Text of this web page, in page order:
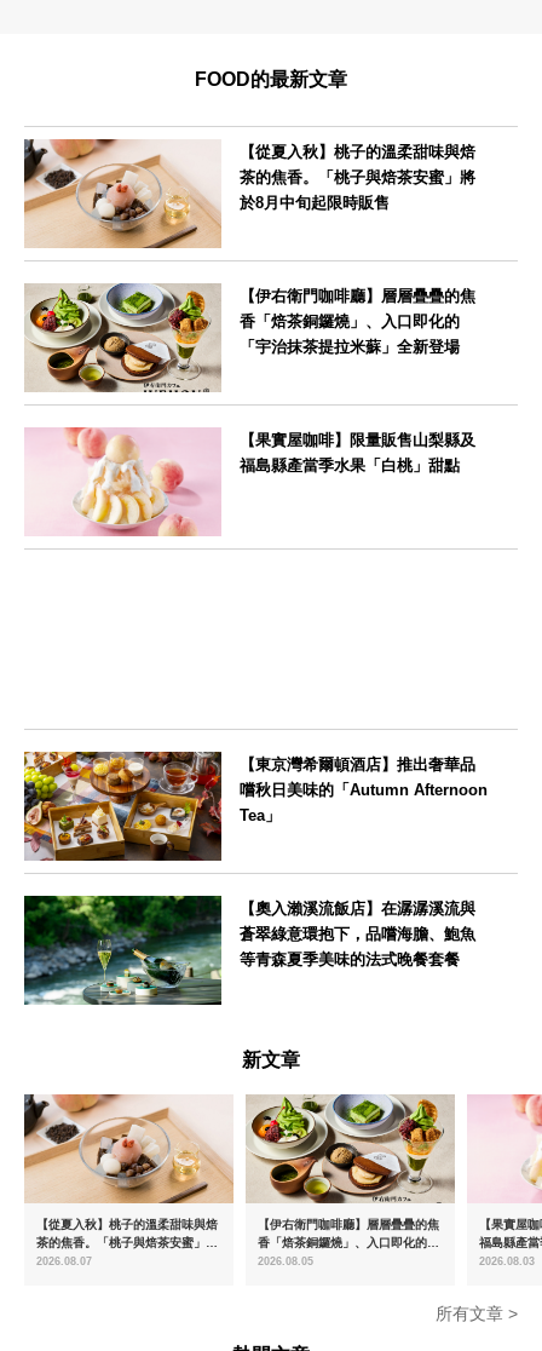
FOOD的最新文章
【從夏入秋】桃子的溫柔甜味與焙
茶的焦香。「桃子與焙茶安蜜」將
於8月中旬起限時販售
【伊右衛門咖啡廳】層層疊疊的焦
香「焙茶銅鑼燒」、入口即化的
「宇治抹茶提拉米蘇」全新登場
【果實屋咖啡】限量販售山梨縣及
福島縣產當季水果「白桃」甜點
【東京灣希爾頓酒店】推出奢華品
嚐秋日美味的「Autumn Afternoon
Tea」
【奧入瀨溪流飯店】在潺潺溪流與
蒼翠綠意環抱下，品嚐海膽、鮑魚
等青森夏季美味的法式晚餐套餐
新文章
【從夏入秋】桃子的溫柔甜味與焙
茶的焦香。「桃子與焙茶安蜜」將
於8月中旬起限時販售
2026.08.07
【伊右衛門咖啡廳】層層疊疊的焦
香「焙茶銅鑼燒」、入口即化的
「宇治抹茶提拉米蘇」全新登場
2026.08.05
【果實屋
福島縣產
2026.08.03
所有文章 >